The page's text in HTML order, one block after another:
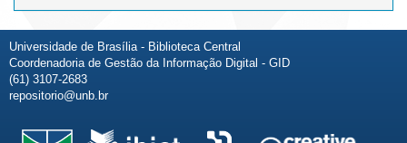
Universidade de Brasília - Biblioteca Central
Coordenadoria de Gestão da Informação Digital - GID
(61) 3107-2683
repositorio@unb.br